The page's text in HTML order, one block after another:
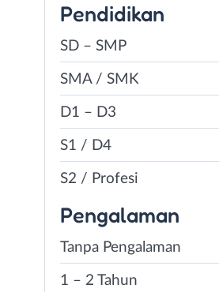
Pendidikan
SD – SMP
SMA / SMK
D1 – D3
S1 / D4
S2 / Profesi
Pengalaman
Tanpa Pengalaman
1 – 2 Tahun